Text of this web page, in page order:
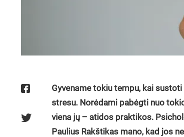
Gyvename tokiu tempu, kai
stresu. Norėdami pabėgti nuo
viena jų – atidos praktikos.
Paulius Rakštikas mano, kad jos